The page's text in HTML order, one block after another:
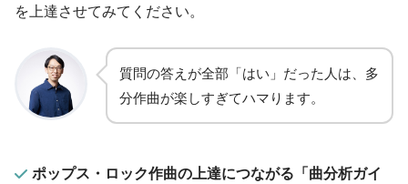
を上達させてみてください。
質問の答えが全部「はい」だった人は、多
分作曲が楽しすぎてハマります。
ポップス・ロック作曲の上達につながる「曲分析ガイ